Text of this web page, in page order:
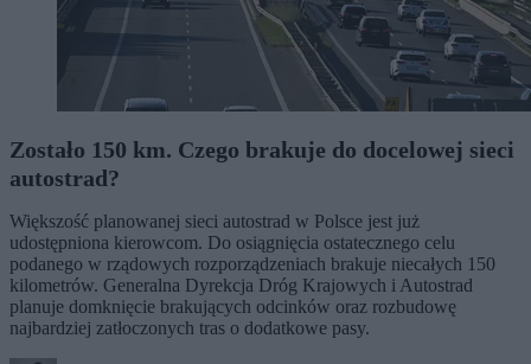
Zostało 150 km. Czego brakuje do docelowej sieci
autostrad?
Większość planowanej sieci autostrad w Polsce jest już
udostępniona kierowcom. Do osiągnięcia ostatecznego celu
podanego w rządowych rozporządzeniach brakuje niecałych 150
kilometrów. Generalna Dyrekcja Dróg Krajowych i Autostrad
planuje domknięcie brakujących odcinków oraz rozbudowę
najbardziej zatłoczonych tras o dodatkowe pasy.